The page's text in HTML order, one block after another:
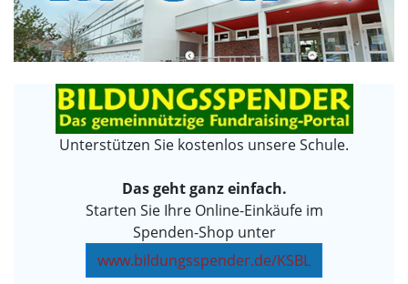
Unterstützen Sie kostenlos unsere Schule.
Das geht ganz einfach.
Starten Sie Ihre Online-Einkäufe im
Spenden-Shop unter
www.bildungsspender.de/KSBL